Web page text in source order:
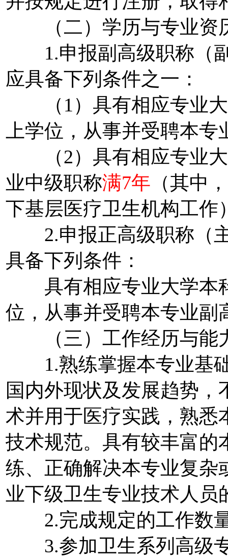
（二）学历与专业资
1.申报副高级职称（副
应具备下列条件之一：
（1）具有相应专业大
上学位，从事并受聘本专
（2）具有相应专业大
业中级职称满7年 （其中
下基层医疗卫生
2.申报正高级职称（主
具备下列条件：
具有相应专业大学本
位，从事并受聘本专业副
（三）工作经历与能
1.熟练掌握本专业基础
国内外现状及发展趋势
术并用于医疗实践，熟悉
技术规范。具有较丰富的
练、正确解决本专业复杂
业下级卫生专业技术人员
2.完成规定的工作数
3.参加卫生系列高级专